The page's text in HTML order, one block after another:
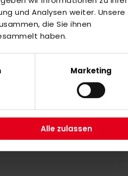
und Analysen weiter. Unsere
die Sie ihnen
haben.
Marketing
Alle zulassen